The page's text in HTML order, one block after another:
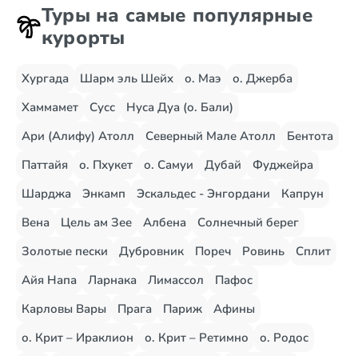
Туры на самые популярные
курорты
Хургада Шарм эль Шейх о. Маэ
о. Джерба
Хаммамет
Сусс
Нуса Дуа (о. Бали)
Ари (Алифу) Атолл
Северный Мале Атолл
Бентота
Паттайя
о. Пхукет о. Самуи Дубай
Фуджейра
Шарджа
Энкамп Эскальдес - Энгордани
Капрун
Вена
Цель ам Зее Албена
Солнечный берег
Золотые пески
Дубровник Пореч Ровинь
Сплит
Айя Напа
Ларнака Лимассол
Пафос
Карловы Вары
Прага Париж
Афины
о. Крит – Ираклион
о. Крит – Ретимно
о. Родос